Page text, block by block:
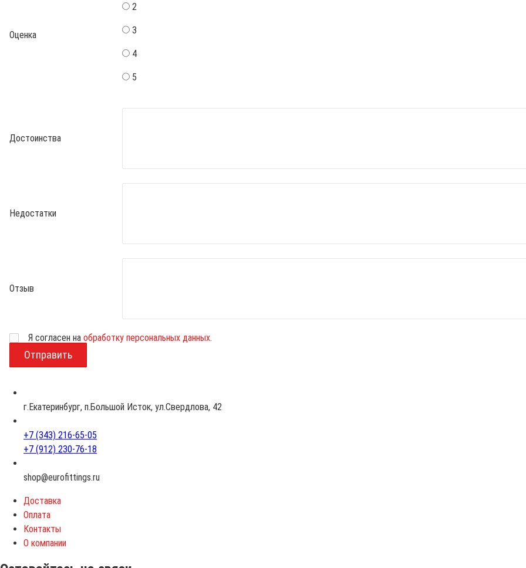
Оценка
2
3
4
5
Достоинства
Недостатки
Отзыв
ВозрастЯ согласен на обработку персональных данных.
г.Екатеринбург, п.Большой Исток, ул.Свердлова, 42
+7 (343) 216-65-05
+7 (912) 230-76-18
shop@eurofittings.ru
Доставка
Оплата
Контакты
О компании